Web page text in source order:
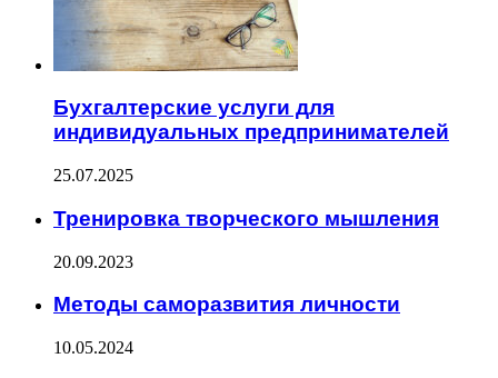
Бухгалтерские услуги для
индивидуальных предпринимателей
25.07.2025
Тренировка творческого мышления
20.09.2023
Методы саморазвития личности
10.05.2024